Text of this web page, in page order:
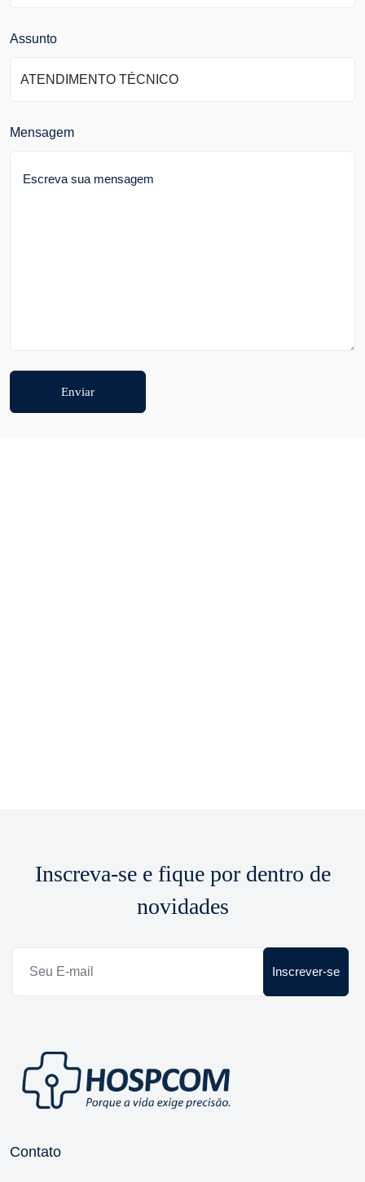
Assunto
Mensagem
Enviar
Inscreva-se e fique por dentro de
novidades
Inscrever-se
Contato